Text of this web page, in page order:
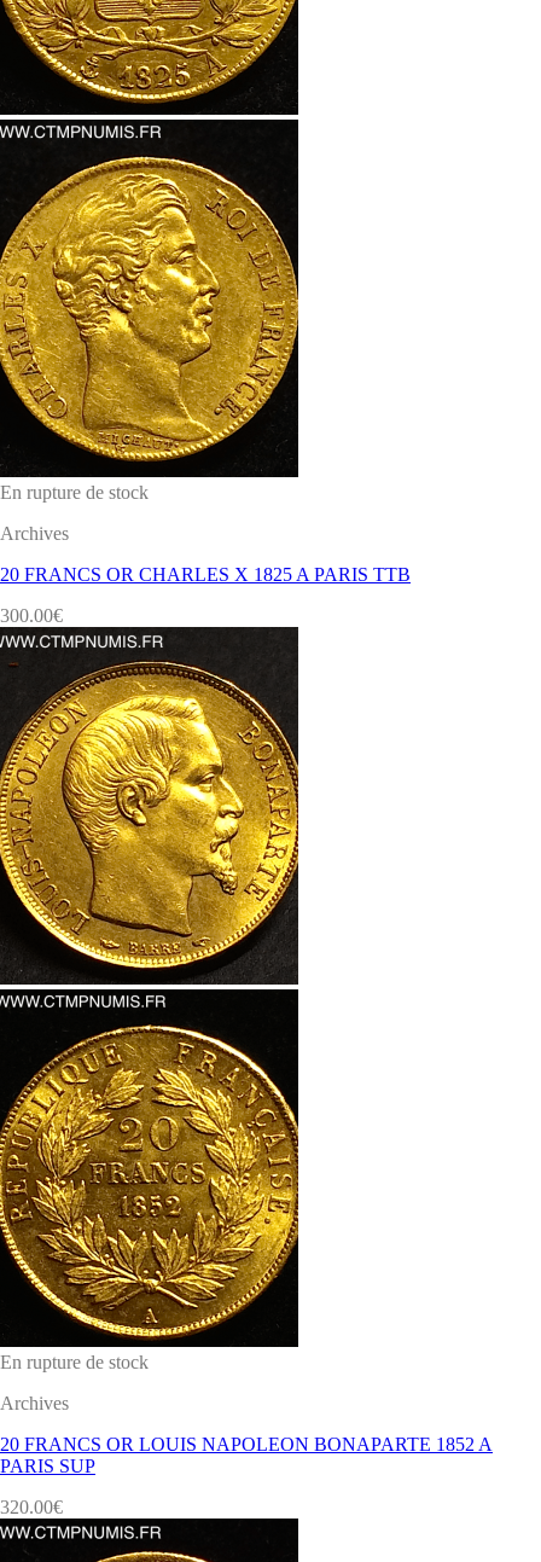
En rupture de stock
Archives
20 FRANCS OR CHARLES X 1825 A PARIS TTB
300.00€
En rupture de stock
Archives
20 FRANCS OR LOUIS NAPOLEON BONAPARTE 1852 A
PARIS SUP
320.00€